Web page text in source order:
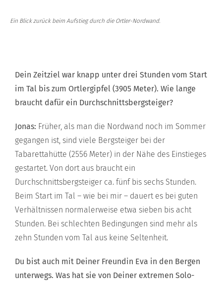
Ein Blick zurück beim Aufstieg durch die Ortler-Nordwand.
Dein Zeitziel war knapp unter drei Stunden vom Start
im Tal bis zum Ortlergipfel (3905 Meter). Wie lange
braucht dafür ein Durchschnittsbergsteiger?
Jonas: Früher, als man die Nordwand noch im Sommer
gegangen ist, sind viele Bergsteiger bei der
Tabarettahütte (2556 Meter) in der Nähe des Einstieges
gestartet. Von dort aus braucht ein
Durchschnittsbergsteiger ca. fünf bis sechs Stunden.
Beim Start im Tal – wie bei mir – dauert es bei guten
Verhältnissen normalerweise etwa sieben bis acht
Stunden. Bei schlechten Bedingungen sind mehr als
zehn Stunden vom Tal aus keine Seltenheit.
Du bist auch mit Deiner Freundin Eva in den Bergen
unterwegs. Was hat sie von Deiner extremen Solo-